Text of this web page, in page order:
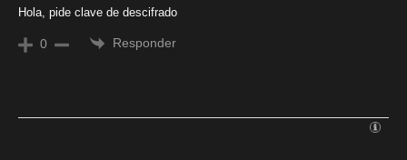
Hola, pide clave de descifrado
0 Responder